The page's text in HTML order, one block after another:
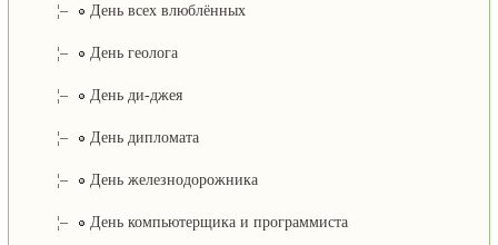
¦– День всех влюблённых
¦– День геолога
¦– День ди-джея
¦– День дипломата
¦– День железнодорожника
¦– День компьютерщика и программиста